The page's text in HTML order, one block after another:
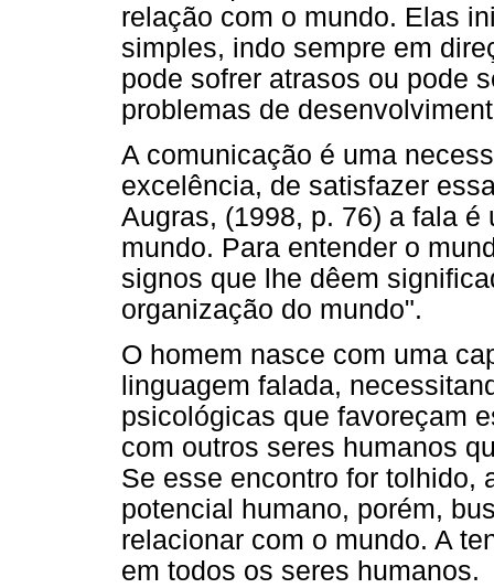
relação com o mundo. Elas
simples, indo sempre em
pode sofrer atrasos ou pode
problemas de
A comunicação é uma
excelência, de satisfazer
Augras, (1998, p. 76) a fala
mundo. Para entender o
signos que lhe dêem
organização do mundo".
O homem nasce com uma
linguagem falada,
psicológicas que favoreçam
com outros seres humanos
Se esse encontro for tolhido,
potencial humano, porém,
relacionar com o mundo. A
em todos os seres humanos.